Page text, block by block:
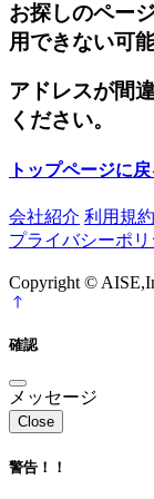
お探しのペー
用できない可
アドレスが間
ください。
トップページに戻
会社紹介 利用規約
プライバシーポリ
Copyright ©
確認
メッセージ
Close
警告！！